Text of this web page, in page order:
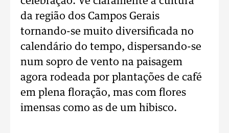
da região dos Campos Gerais
tornando-se muito diversificada no
calendário do tempo, dispersando-se
num sopro de vento na paisagem
agora rodeada por plantações de café
em plena floração, mas com flores
imensas como as de um hibisco.